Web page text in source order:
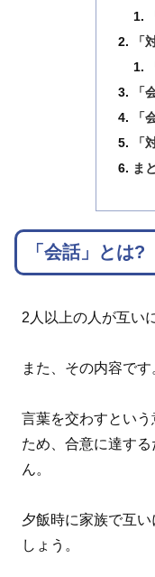
「
「
「
「
ま
「会話」とは?
2人以上の人が互い
また、その内容です
言葉を交わすとい
ため、合意に達す
ん。
夕飯時に家族で互
しょう。